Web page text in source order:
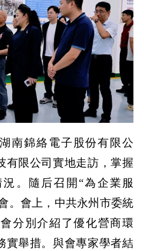
南錦絡電子股份有限公
有限公司實地走訪，掌握
。隨后召開“為企業服
。會上，中共永州市委統
分別介紹了優化營商環
實舉措。與會專家學者結